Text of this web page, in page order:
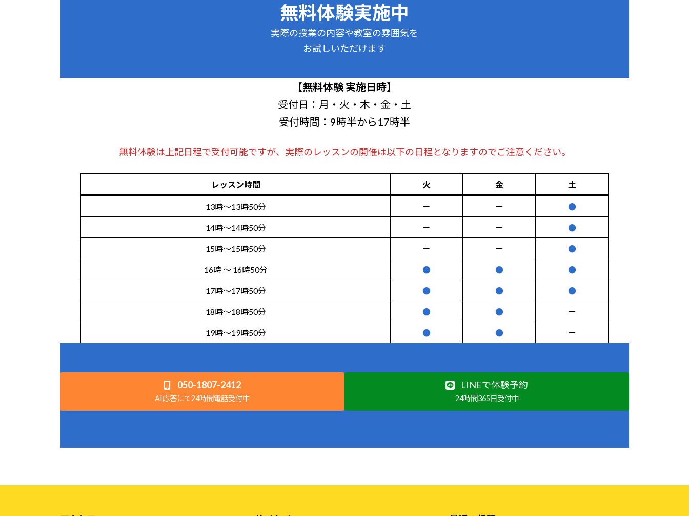
無料体験実施中
実際の授業の内容や教室の雰囲気を
お試しいただけます
【無料体験 実施日時】
受付日：月・火・木・金・土
受付時間：9時半から17時半
無料体験は上記日程で受付可能ですが、実際のレッスンの開催は以下の日程となりますのでご注意ください。
レッスン時間 火 金 土
13時～13時50分 － － ●
14時～14時50分 － － ●
15時～15時50分 － － ●
16時 〜 16時50分 ● ● ●
17時～17時50分 ● ● ●
18時～18時50分 ● ● －
19時～19時50分 ● ● －
050-1807-2412
AI応答にて24時間電話受付中
LINEで体験予約
24時間365日受付中